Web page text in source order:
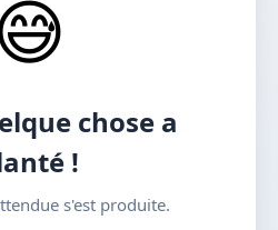
chose a
!
s'est produite.